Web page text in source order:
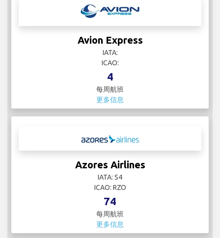
Avion Express
IATA:
ICAO:
4
每周航班
更多信息
Azores Airlines
IATA: S4
ICAO: RZO
74
每周航班
更多信息